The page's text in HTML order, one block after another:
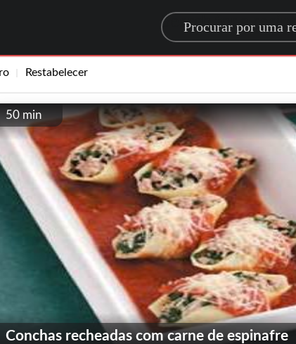
Search for a
Restabelecer
50 min
Conchas recheadas com carne de espinafre